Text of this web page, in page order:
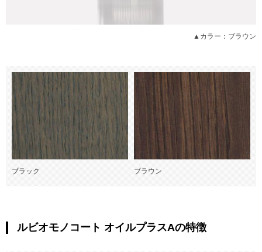
▲カラー：ブラウン
ブラック ブラウン
ルビオモノコート オイルプラスAの特徴